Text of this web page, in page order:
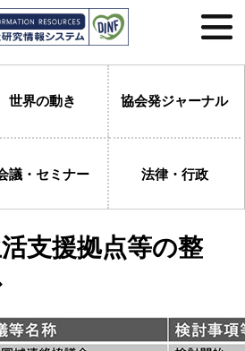
世界の動き 協会発ジャーナル
議・セミナー 法律・行政
支援拠点等の整